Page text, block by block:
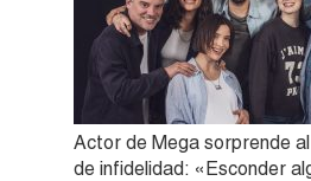
Actor de Mega sorprende
de infidelidad: «Esconder